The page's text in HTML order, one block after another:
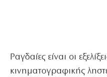
Ραγδαίες είναι οι
κινηματογραφικής